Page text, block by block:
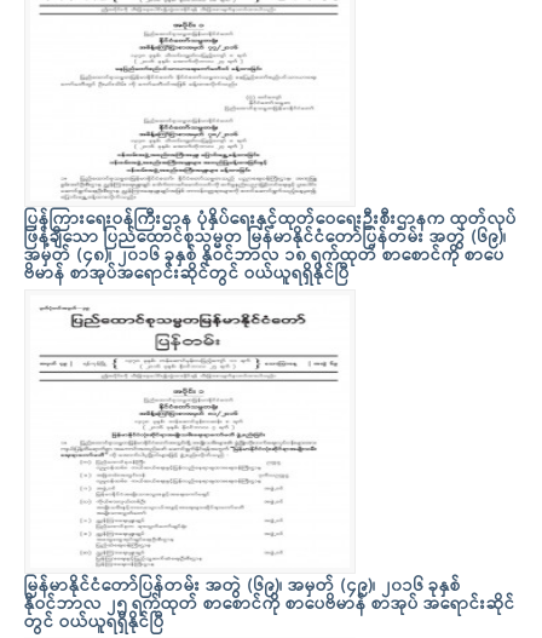
ပြန်ကြားရေးဝန်ကြီးဌာန ပုံနှိပ်ရေးနှင့်ထုတ်ဝေရေးဦးစီးဌာနက ထုတ်လုပ်
ဖြန့်ချိသော ပြည်ထောင်စုသမ္မတ မြန်မာနိုင်ငံတော်ပြန်တမ်း အတွဲ (၆၉)၊
အမှတ် (၄၈)၊ ၂၀၁၆ ခုနှစ် နိုဝင်ဘာလ ၁၈ ရက်ထုတ် စာစောင်ကို စာပေ
ဗိမာန် စာအုပ်အရောင်းဆိုင်တွင် ဝယ်ယူရရှိနိုင်ပြီ
မြန်မာနိုင်ငံတော်ပြန်တမ်း အတွဲ (၆၉)၊ အမှတ် (၄၉)၊ ၂၀၁၆ ခုနှစ်
နိုဝင်ဘာလ ၂၅ ရက်ထုတ် စာစောင်ကို စာပေဗိမာန် စာအုပ် အရောင်းဆိုင်
တွင် ဝယ်ယူရရှိနိုင်ပြီ